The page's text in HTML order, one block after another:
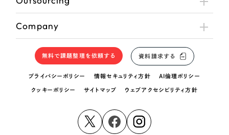
Company
無料で課題整理を依頼する 資料請求する
プライバシーポリシー 情報セキュリティ方針 AI倫理ポリシー
クッキーポリシー サイトマップ ウェブアクセシビリティ方針